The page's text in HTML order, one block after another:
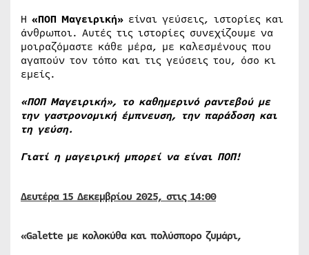
Η «ΠΟΠ Μαγειρική» είναι γεύσεις, ιστορίες και
άνθρωποι. Αυτές τις ιστορίες συνεχίζουμε να
μοιραζόμαστε κάθε μέρα, με καλεσμένους που
αγαπούν τον τόπο και τις γεύσεις του, όσο κι
εμείς.
«ΠΟΠ Μαγειρική», το καθημερινό ραντεβού με
την γαστρονομική έμπνευση, την παράδοση και
τη γεύση.
Γιατί η μαγειρική μπορεί να είναι ΠΟΠ!
Δευτέρα 15 Δεκεμβρίου 2025, στις 14:00
«Galette με κολοκύθα και πολύσπορο ζυμάρι,